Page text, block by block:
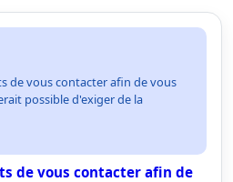
de vous contacter afin de vous
possible d'exiger de la
de vous contacter afin de